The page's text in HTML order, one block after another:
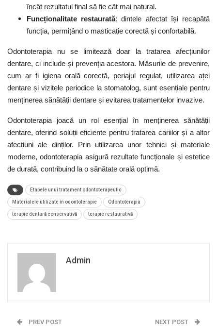
încât rezultatul final să fie cât mai natural.
Funcționalitate restaurată: dintele afectat își recapătă
funcția, permițând o masticație corectă și confortabilă.
Odontoterapia nu se limitează doar la tratarea afecțiunilor
dentare, ci include și prevenția acestora. Măsurile de prevenire,
cum ar fi igiena orală corectă, periajul regulat, utilizarea aței
dentare și vizitele periodice la stomatolog, sunt esențiale pentru
menținerea sănătății dentare și evitarea tratamentelor invazive.
Odontoterapia joacă un rol esențial în menținerea sănătății
dentare, oferind soluții eficiente pentru tratarea cariilor și a altor
afecțiuni ale dinților. Prin utilizarea unor tehnici și materiale
moderne, odontoterapia asigură rezultate funcționale și estetice
de durată, contribuind la o sănătate orală optimă.
Etapele unui tratament odontoterapeutic
Materialele utilizate în odontoterapie Odontoterapia
terapie dentară conservativă terapie restaurativă
Admin
PREV POST NEXT POST